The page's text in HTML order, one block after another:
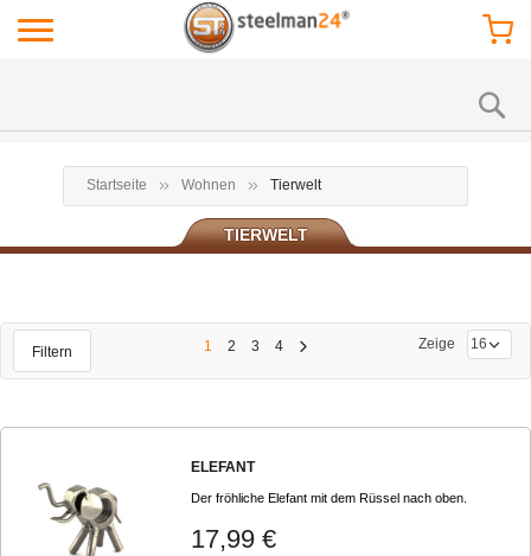
Startseite Wohnen Tierwelt
TIERWELT
Filtern 1 2 3 4 Zeige
ELEFANT
Der fröhliche Elefant mit dem Rüssel nach oben.
17,99 €